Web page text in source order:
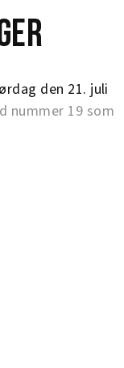
den 21. juli
nummer 19 som